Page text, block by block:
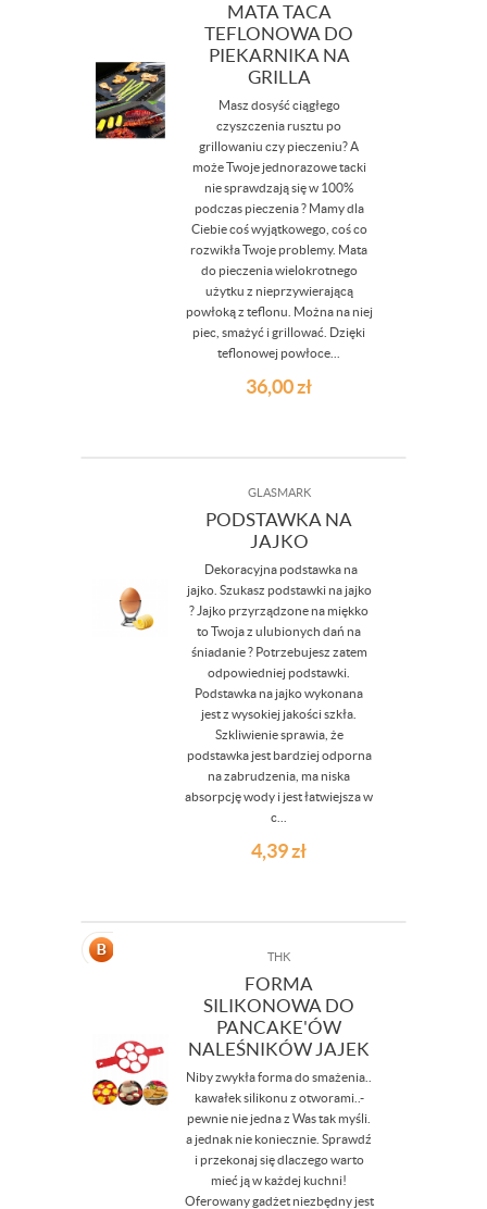
MATA TACA
TEFLONOWA DO
PIEKARNIKA NA
GRILLA
Masz dosyść ciągłego
czyszczenia rusztu po
grillowaniu czy pieczeniu? A
może Twoje jednorazowe tacki
nie sprawdzają się w 100%
podczas pieczenia ? Mamy dla
Ciebie coś wyjątkowego, coś co
rozwikła Twoje problemy. Mata
do pieczenia wielokrotnego
użytku z nieprzywierającą
powłoką z teflonu. Można na niej
piec, smażyć i grillować. Dzięki
teflonowej powłoce...
36,00zł
GLASMARK
PODSTAWKA NA
JAJKO
Dekoracyjna podstawka na
jajko. Szukasz podstawki na jajko
? Jajko przyrządzone na miękko
to Twoja z ulubionych dań na
śniadanie ? Potrzebujesz zatem
odpowiedniej podstawki.
Podstawka na jajko wykonana
jest z wysokiej jakości szkła.
Szkliwienie sprawia, że
podstawka jest bardziej odporna
na zabrudzenia, ma niska
absorpcję wody i jest łatwiejsza w
c...
4,39zł
THK
FORMA
SILIKONOWA DO
PANCAKE'ÓW
NALEŚNIKÓW JAJEK
Niby zwykła forma do smażenia..
kawałek silikonu z otworami..-
pewnie nie jedna z Was tak myśli.
a jednak nie koniecznie. Sprawdź
i przekonaj się dlaczego warto
mieć ją w każdej kuchni!
Oferowany gadżet niezbędny jest